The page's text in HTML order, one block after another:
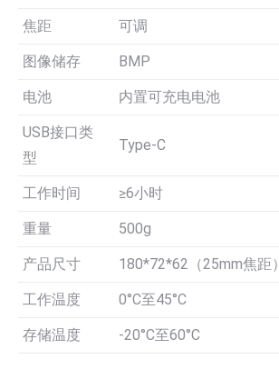
焦距 可调
图像储存 BMP
电池 内置可充电电池
USB接口类
型
Type-C
工作时间 ≥6小时
重量 500g
产品尺寸 180*72*62（25mm焦距）
工作温度 0°C至45°C
存储温度 -20°C至60°C